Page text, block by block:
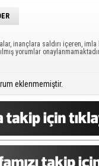
inançlara saldırı içeren, imla
yorumlar
eklenmemiştir.